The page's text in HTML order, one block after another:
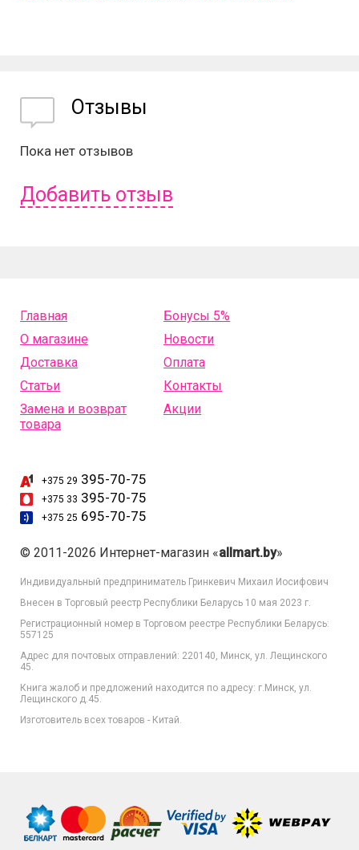
Отзывы
Пока нет отзывов
Добавить отзыв
+375 29 395-70-75
+375 33 395-70-75
+375 25 695-70-75
Главная
Бонусы 5%
О магазине
Новости
Доставка
Оплата
Статьи
Контакты
Замена и возврат
товара
Акции
© 2011-2026 Интернет-магазин «allmart.by»
Индивидуальный предприниматель Гринкевич Михаил Иосифович
Внесен в Торговый реестр Республики Беларусь 10 мая 2023 г.
Регистрационный номер в Торговом реестре Республики Беларусь:
557125
Адрес для почтовых отправлений: 220140, Минск, ул. Лещинского
45.
Книга жалоб и предложений находится по адресу: г.Минск, ул.
Лещинского д.45.
Изготовитель всех товаров - Китай.